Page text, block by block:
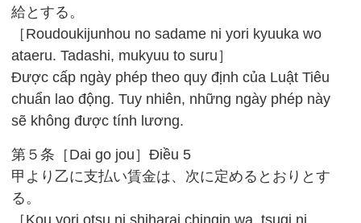
給とする。
［Roudoukijunhou no sadame ni yori kyuuka wo
ataeru. Tadashi, mukyuu to suru］
Được cấp ngày phép theo quy định của Luật Tiêu
chuẩn lao động. Tuy nhiên, những ngày phép này
sẽ không được tính lương.
第５条［Dai go jou］Điều 5
甲より乙に支払い賃金は、次に定めるとおりとす
る。